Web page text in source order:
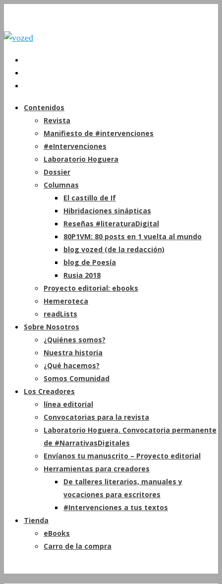
Contenidos
Revista
Manifiesto de #intervenciones
#eIntervenciones
Laboratorio Hoguera
Dossier
Columnas
El castillo de If
Hibridaciones sinápticas
Reseñas #literaturaDigital
80P1VM: 80 posts en 1 vuelta al mundo
blog vozed (de la redacción)
blog de Poesía
Rusia 2018
Proyecto editorial: ebooks
Hemeroteca
readLists
Sobre Nosotros
¿Quiénes somos?
Nuestra historia
¿Qué hacemos?
Somos Comunidad
Los Creadores
línea editorial
Convocatorias para la revista
Laboratorio Hoguera. Convocatoria permanente
de #NarrativasDigitales
Envíanos tu manuscrito – Proyecto editorial
Herramientas para creadores
De talleres literarios, manuales y
vocaciones para escritores
#Intervenciones a tus textos
Tienda
eBooks
Carro de la compra